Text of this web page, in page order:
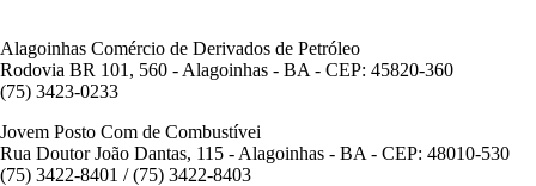
Alagoinhas Comércio de Derivados de Petróleo
Rodovia BR 101, 560 - Alagoinhas - BA - CEP: 45820-360
(75) 3423-0233
Jovem Posto Com de Combustívei
Rua Doutor João Dantas, 115 - Alagoinhas - BA - CEP: 48010-530
(75) 3422-8401 / (75) 3422-8403